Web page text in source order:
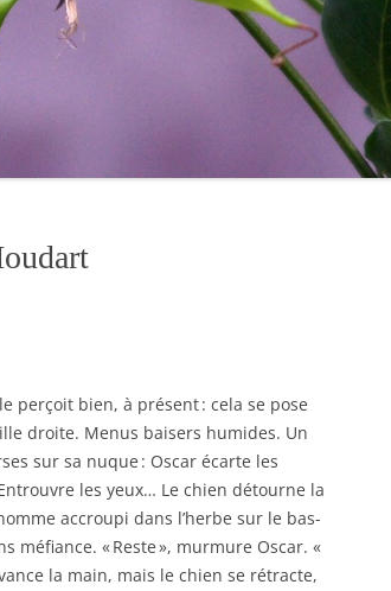
perçoit bien, à présent : cela se pose
droite. Menus baisers humides. Un
sur sa nuque : Oscar écarte les
les yeux… Le chien détourne la
accroupi dans l’herbe sur le bas-
méfiance. « Reste », murmure Oscar. «
la main, mais le chien se rétracte,